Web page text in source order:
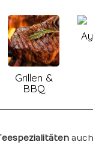
Grillen &
BBQ